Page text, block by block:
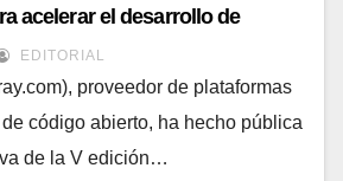
acelerar el desarrollo de
y entornos multicanal
EDITORIAL
proveedor de plataformas
código abierto, ha hecho pública
de la V edición…